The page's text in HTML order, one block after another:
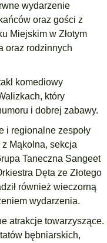
wydarzenie
oraz gości z
Miejskim w Złotym
oraz rodzinnych
komediowy
który
i dobrej zabawy.
i regionalne zespoły
z Mąkolna, sekcja
Taneczna Sangeet
Dęta ze Złotego
również wieczorną
wydarzenia.
atrakcje towarzyszące.
bębniarskich,